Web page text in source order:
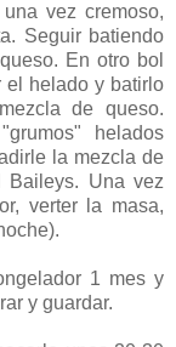
vez cremoso,
Seguir batiendo
En otro bol
el helado y batirlo
de queso.
helados
la mezcla de
Baileys. Una vez
verter la masa,
1 mes y
y guardar.